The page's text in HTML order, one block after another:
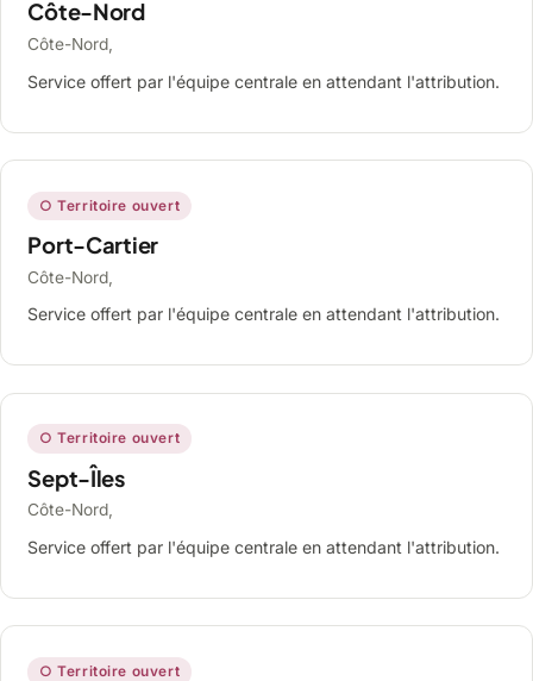
Côte-Nord
Côte-Nord,
Service offert par l'équipe centrale en attendant l'attribution.
○ Territoire ouvert
Port-Cartier
Côte-Nord,
Service offert par l'équipe centrale en attendant l'attribution.
○ Territoire ouvert
Sept-Îles
Côte-Nord,
Service offert par l'équipe centrale en attendant l'attribution.
○ Territoire ouvert